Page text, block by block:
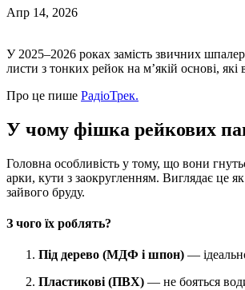
Апр 14, 2026
У 2025–2026 роках замість звичних
листи з тонких рейок на м’якій основі,
Про це пише РадіоТрек.
У чому фішка рейкових
Головна особливість у тому, що вони
арки, кути з заокругленням. Виглядає це
зайвого бруду.
З чого їх роблять?
Під дерево (МДФ і шпон) —
Пластикові (ПВХ) — не бояться